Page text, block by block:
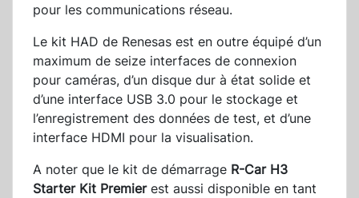
pour les communications réseau.
Le kit HAD de Renesas est en outre équipé d’un
maximum de seize interfaces de connexion
pour caméras, d’un disque dur à état solide et
d’une interface USB 3.0 pour le stockage et
l’enregistrement des données de test, et d’une
interface HDMI pour la visualisation.
A noter que le kit de démarrage R-Car H3
Starter Kit Premierest aussi disponible en tant